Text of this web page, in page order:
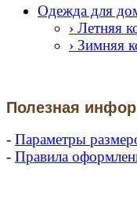
Одежда для
› Летняя
› Зимняя
Полезная
- Параметры
- Правила